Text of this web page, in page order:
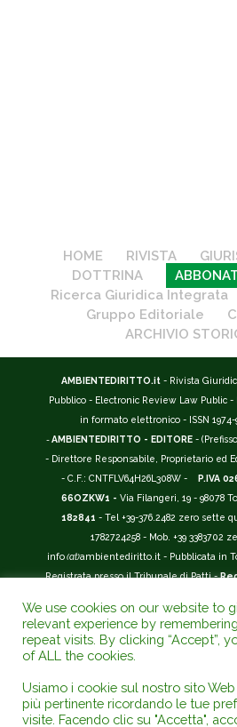
HOME RIVISTA
DOTTRINA
Ricerca Giuridica Integrata
Gruppo Editoriale
ARCHIVIO
AMBIENTEDIRITTO.it - Rivista
Pubblico - Electronic Review Law Public
in formato elettronico - ISSN 1974-
-AMBIENTEDIRITTO - EDITORE -
- Direttore Responsabile, Proprietario ed
- C.F.: CNTFLV64H26L308W -
P.IVA
66OZKW1 - Via Filangeri, 19 - 98078
182841 - Tel +39-376.2482 zero sette
1782724258 - Mob. +39 3383702
info(at)ambientediritto.it - Pubblicata in
Registrata presso il Tribunale di Patti -
__________
La Rivista Giuridica
riconosciuta ed inserita nell'Area 12 - (
Universitario e della Ricerca (D.P.R. n.76/2010).
Ricerca (
); Autovalutazione, Valutazione
We use cookies on our website to
relevant experience by
repeat visits. By clicking “Accept”,
of ALL the cookies.
Usiamo i cookie sul nostro sito
più pertinente ricordando le tue
visite. Facendo clic su "Accetta",